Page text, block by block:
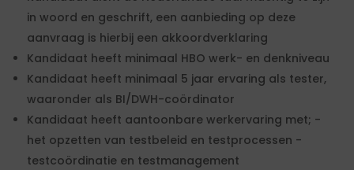
in woord en geschrift, een aanbieding op deze
aanvraag is hierbij een akkoordverklaring
Kandidaat heeft minimaal HBO werk- en denkniveau
Kandidaat heeft minimaal 5 jaar ervaring als tester,
waaronder als BI/DWH-coördinator
Kandidaat heeft aantoonbare werkervaring met; -
het opzetten van testbeleid en testprocessen -
testcoördinatie en testmanagement